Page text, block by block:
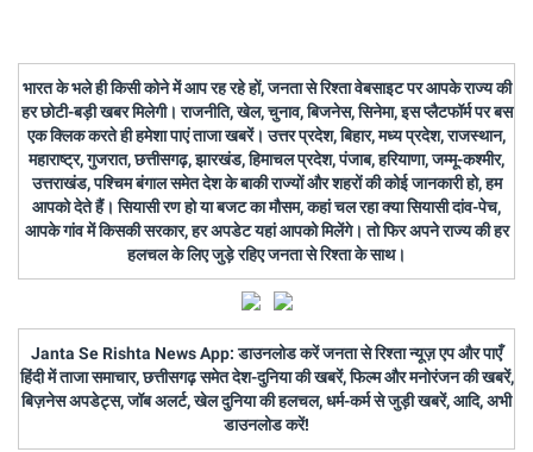
भारत के भले ही किसी कोने में आप रह रहे हों, जनता से रिश्ता वेबसाइट पर आपके राज्य की
हर छोटी-बड़ी खबर मिलेगी। राजनीति, खेल, चुनाव, बिजनेस, सिनेमा, इस प्लैटफॉर्म पर बस
एक क्लिक करते ही हमेशा पाएं ताजा खबरें। उत्तर प्रदेश, बिहार, मध्य प्रदेश, राजस्थान,
महाराष्ट्र, गुजरात, छत्तीसगढ़, झारखंड, हिमाचल प्रदेश, पंजाब, हरियाणा, जम्मू-कश्मीर,
उत्तराखंड, पश्चिम बंगाल समेत देश के बाकी राज्यों और शहरों की कोई जानकारी हो, हम
आपको देते हैं। सियासी रण हो या बजट का मौसम, कहां चल रहा क्या सियासी दांव-पेच,
आपके गांव में किसकी सरकार, हर अपडेट यहां आपको मिलेंगे। तो फिर अपने राज्य की हर
हलचल के लिए जुड़े रहिए जनता से रिश्ता के साथ।
Janta Se Rishta News App: डाउनलोड करें जनता से रिश्ता न्यूज़ एप और पाएँ
हिंदी में ताजा समाचार, छत्तीसगढ़ समेत देश-दुनिया की खबरें, फिल्म और मनोरंजन की खबरें,
बिज़नेस अपडेट्स, जॉब अलर्ट, खेल दुनिया की हलचल, धर्म-कर्म से जुड़ी खबरें, आदि, अभी
डाउनलोड करें!